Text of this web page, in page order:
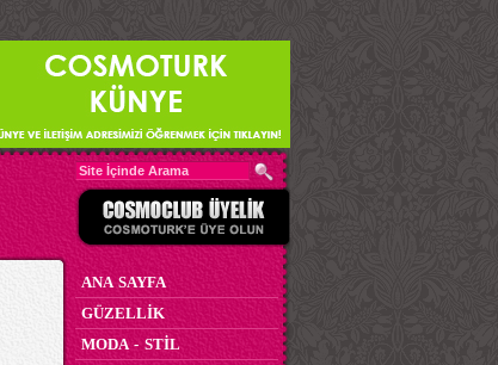
ANA SAYFA
GÜZELLİK
MODA - STİL